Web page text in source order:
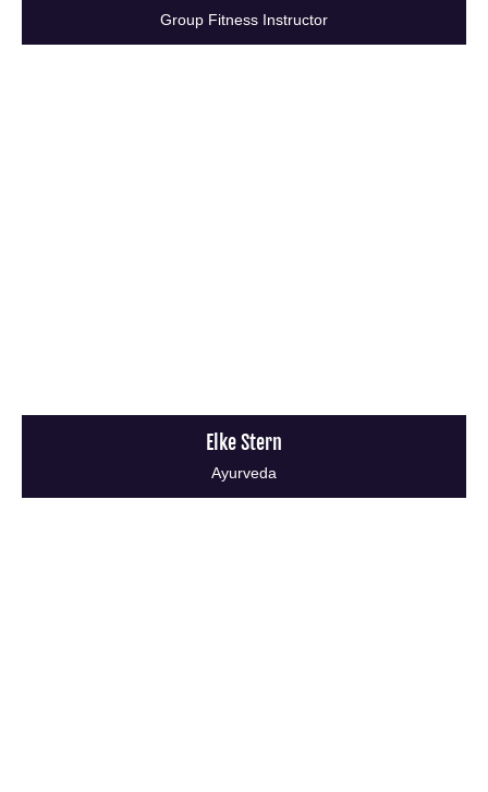
Group Fitness Instructor
Elke Stern
Ayurveda